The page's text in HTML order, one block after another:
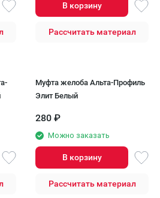
В корзину
Рассчитать материал
Муфта желоба Альта-Профиль
Элит Белый
280 ₽
Можно заказать
В корзину
Рассчитать материал